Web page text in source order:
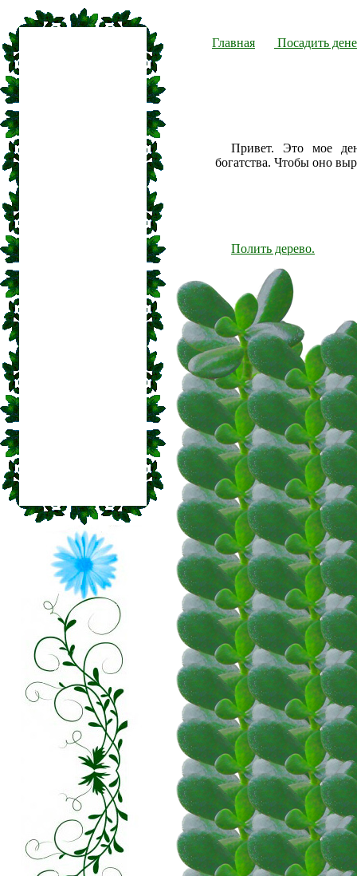
Главная Посадить
Привет. Это мое
богатства. Чтобы оно
Полить дерево.